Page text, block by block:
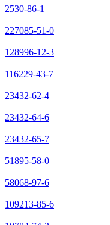
2530-86-1
227085-51-0
128996-12-3
116229-43-7
23432-62-4
23432-64-6
23432-65-7
51895-58-0
58068-97-6
109213-85-6